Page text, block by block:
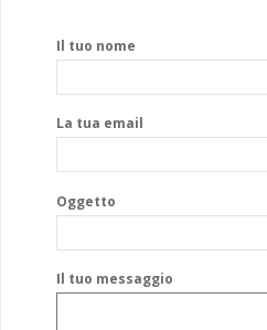
Il tuo nome
La tua email
Oggetto
Il tuo messaggio